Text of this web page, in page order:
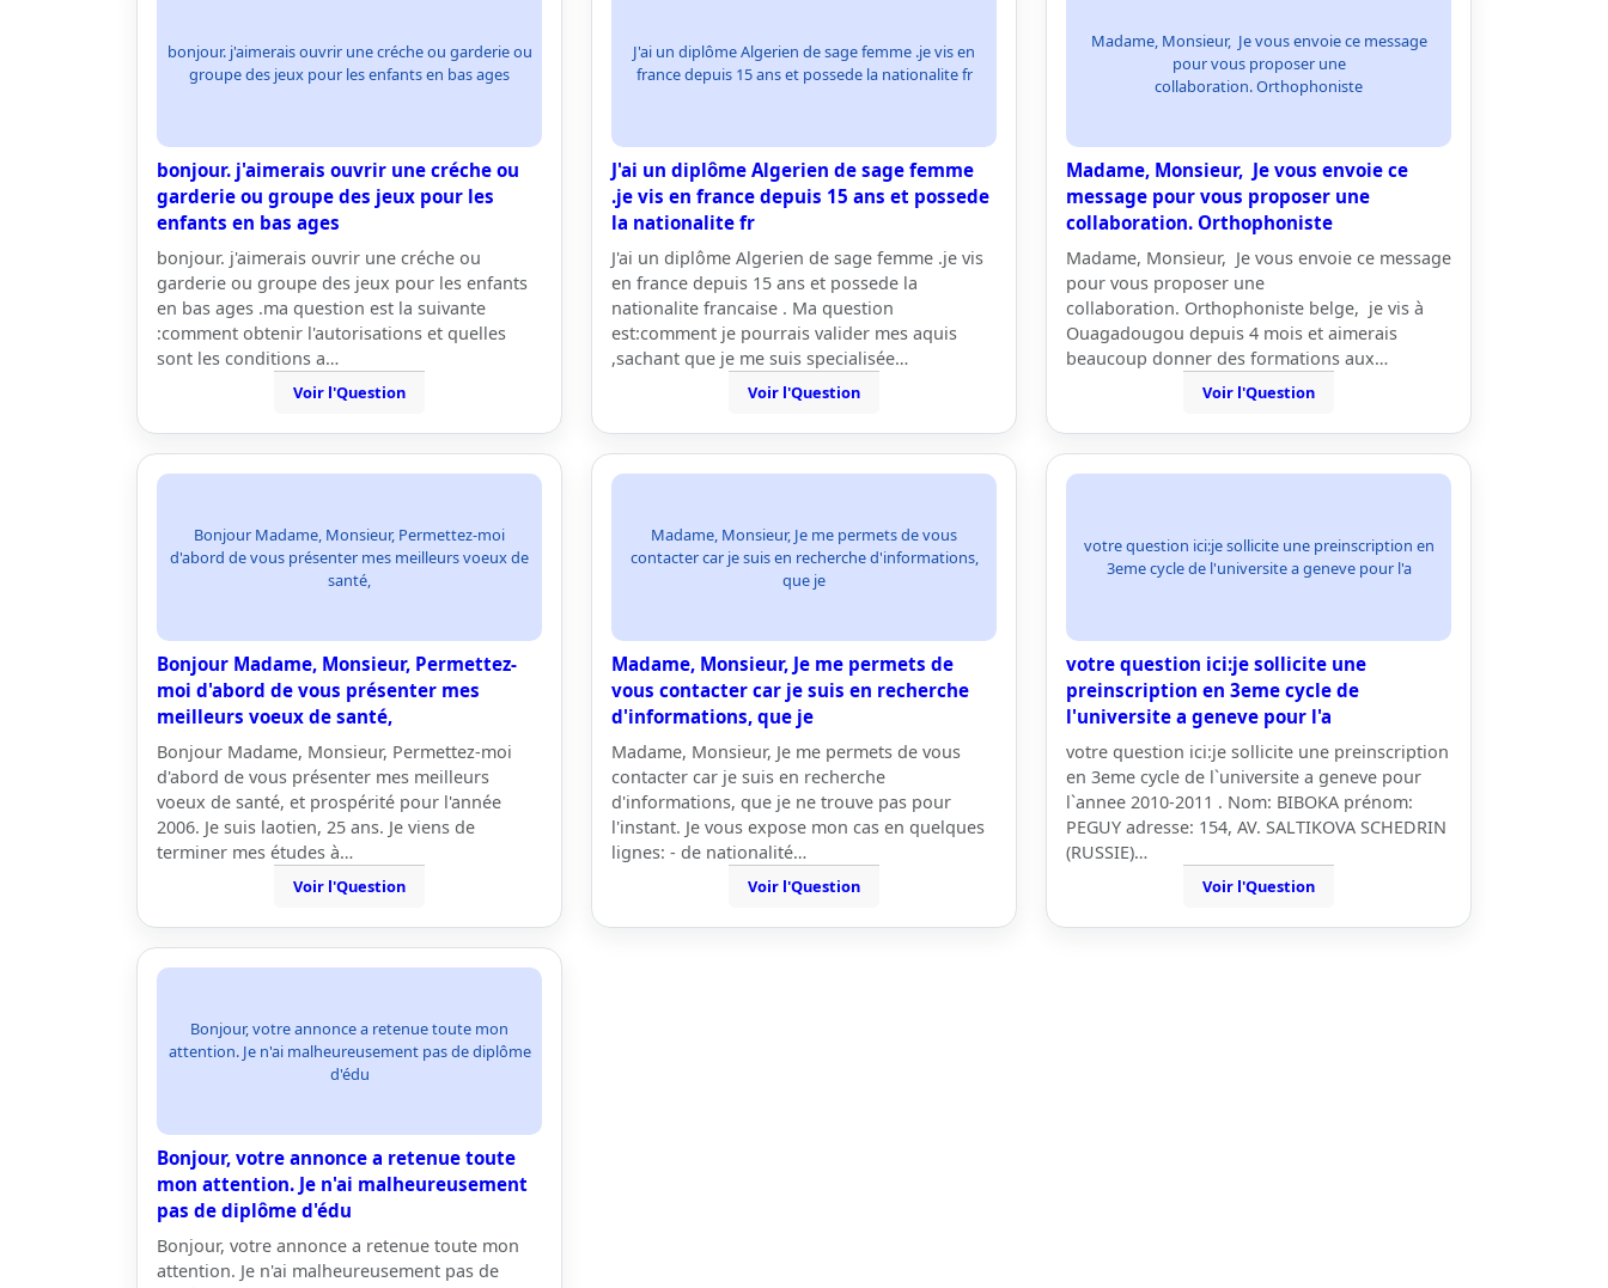
bonjour. j'aimerais ouvrir une créche ou garderie ou
groupe des jeux pour les enfants en bas ages
bonjour. j'aimerais ouvrir une créche ou
garderie ou groupe des jeux pour les
enfants en bas ages
bonjour. j'aimerais ouvrir une créche ou
garderie ou groupe des jeux pour les enfants
en bas ages .ma question est la suivante
:comment obtenir l'autorisations et quelles
sont les conditions a…
Voir l'Question
J'ai un diplôme Algerien de sage femme .je vis en
france depuis 15 ans et possede la nationalite fr
J'ai un diplôme Algerien de sage femme
.je vis en france depuis 15 ans et possede
la nationalite fr
J'ai un diplôme Algerien de sage femme .je vis
en france depuis 15 ans et possede la
nationalite francaise . Ma question
est:comment je pourrais valider mes aquis
,sachant que je me suis specialisée…
Voir l'Question
Madame, Monsieur, Je vous envoie ce message
pour vous proposer une
collaboration. Orthophoniste
Madame, Monsieur, Je vous envoie ce
message pour vous proposer une
collaboration. Orthophoniste
Madame, Monsieur, Je vous envoie ce message
pour vous proposer une
collaboration. Orthophoniste belge, je vis à
Ouagadougou depuis 4 mois et aimerais
beaucoup donner des formations aux…
Voir l'Question
Bonjour Madame, Monsieur, Permettez-moi
d'abord de vous présenter mes meilleurs voeux de
santé,
Bonjour Madame, Monsieur, Permettez-
moi d'abord de vous présenter mes
meilleurs voeux de santé,
Bonjour Madame, Monsieur, Permettez-moi
d'abord de vous présenter mes meilleurs
voeux de santé, et prospérité pour l'année
2006. Je suis laotien, 25 ans. Je viens de
terminer mes études à…
Voir l'Question
Madame, Monsieur, Je me permets de vous
contacter car je suis en recherche d'informations,
que je
Madame, Monsieur, Je me permets de
vous contacter car je suis en recherche
d'informations, que je
Madame, Monsieur, Je me permets de vous
contacter car je suis en recherche
d'informations, que je ne trouve pas pour
l'instant. Je vous expose mon cas en quelques
lignes: - de nationalité…
Voir l'Question
votre question ici:je sollicite une preinscription en
3eme cycle de l'universite a geneve pour l'a
votre question ici:je sollicite une
preinscription en 3eme cycle de
l'universite a geneve pour l'a
votre question ici:je sollicite une preinscription
en 3eme cycle de l`universite a geneve pour
l`annee 2010-2011 . Nom: BIBOKA prénom:
PEGUY adresse: 154, AV. SALTIKOVA SCHEDRIN
(RUSSIE)…
Voir l'Question
Bonjour, votre annonce a retenue toute mon
attention. Je n'ai malheureusement pas de diplôme
d'édu
Bonjour, votre annonce a retenue toute
mon attention. Je n'ai malheureusement
pas de diplôme d'édu
Bonjour, votre annonce a retenue toute mon
attention. Je n'ai malheureusement pas de